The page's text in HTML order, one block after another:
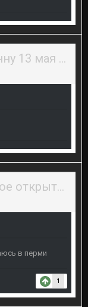
Поиск комиссаров на колонну 13 мая 2017 года.
13\05\2017 - (не)официальное открытие байкерского сезона 2017 в Перми
в перми
1